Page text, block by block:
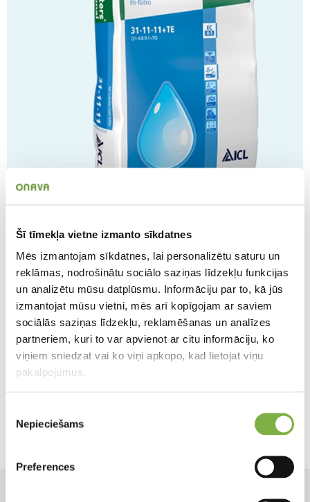
Šī tīmekļa vietne izmanto sīkdatnes
Mēs izmantojam sīkdatnes, lai personalizētu saturu un
reklāmas, nodrošinātu sociālo saziņas līdzekļu funkcijas
un analizētu mūsu datplūsmu. Informāciju par to, kā jūs
izmantojat mūsu vietni, mēs arī kopīgojam ar saviem
sociālās saziņas līdzekļu, reklamēšanas un analīzes
partneriem, kuri to var apvienot ar citu informāciju, ko
viņiem sniedzat vai ko viņi apkopo, kad lietojat viņu
pakalpojumus.
izvēle
Nepieciešams
Preferences
Palielini augu kopējo augšanas ātrumu ar Peters®
Professional Hi-Nitro. Šī pielāgotā, uz urīnvielas bāzes
veidotā formula palīdz augiem labāk pielāgoties
siltākiem klimatiskajiem apstākļiem. Pateicoties
augstajam slāpekļa saturam, tas ir ideāls risinājums
situācijās, kad augiem trūkst šīs būtiskās makrobarības
vielas. Produktu var izmantot podu augu attīstības
veicināšanai vai kā lapu mēslojumu.
Ražotājs ICL